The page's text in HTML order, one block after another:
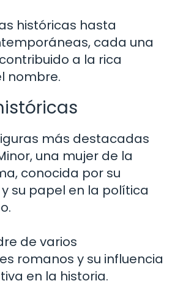
históricas hasta
cada una
a la rica
nombre.
más destacadas
una mujer de la
conocida por su
su papel en la política
de varios
romanos y su influencia
en la historia.